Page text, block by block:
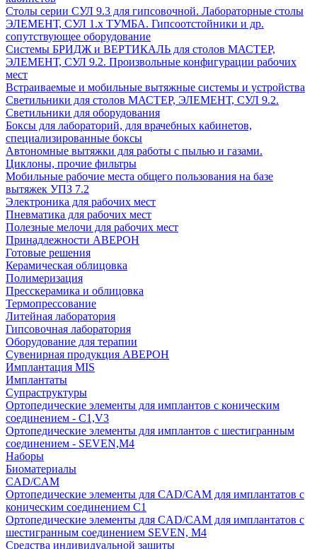
Столы серии СУЛ 9.3 для гипсовочной. Лабораторные столы
ЭЛЕМЕНТ, СУЛ 1.х ТУМБА. Гипсоотстойники и др.
сопутствующее оборудование
Системы БРИДЖ и ВЕРТИКАЛЬ для столов МАСТЕР,
ЭЛЕМЕНТ, СУЛ 9.2. Произвольные конфигурации рабочих
мест
Встраиваемые и мобильные вытяжные системы и устройства
Светильники для столов МАСТЕР, ЭЛЕМЕНТ, СУЛ 9.2.
Светильники для оборудования
Боксы для лабораторий, для врачебных кабинетов,
специализированные боксы
Автономные вытяжки для работы с пылью и газами.
Циклоны, прочие фильтры
Мобильные рабочие места общего пользования на базе
вытяжек УПЗ 7.2
Электроника для рабочих мест
Пневматика для рабочих мест
Полезные мелочи для рабочих мест
Принадлежности АВЕРОН
Готовые решения
Керамическая облицовка
Полимеризация
Пресскерамика и облицовка
Термопрессование
Литейная лаборатория
Гипсовочная лаборатория
Оборудование для терапии
Сувенирная продукция АВЕРОН
Имплантация MIS
Имплантаты
Супраструктуры
Ортопедические элементы для имплантов с коническим
соединением - C1,V3
Ортопедические элементы для имплантов с шестигранным
соединением - SEVEN,M4
Наборы
Биоматериалы
CAD/CAM
Ортопедические элементы для CAD/CAM для имплантатов с
коническим соединением С1
Ортопедические элементы для CAD/CAM для имплантатов с
шестигранным соединением SEVEN, М4
Средства индивидуальной защиты